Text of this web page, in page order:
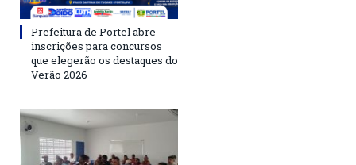
Prefeitura de Portel abre
inscrições para concursos
que elegerão os destaques do
Verão 2026